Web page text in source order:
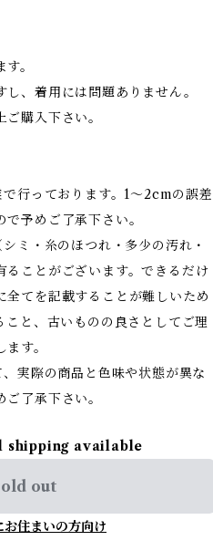
。
、着用には問題ありません。
購入下さい。
行っております。1～2cmの誤差
予めご了承下さい。
ミ・糸のほつれ・多少の汚れ・
ることがございます。できるだけ
てを記載することが難しいため
と、古いものの良さとしてご理
す。
実際の商品と色味や状態が異な
了承下さい。
available
out
お住まいの方向け